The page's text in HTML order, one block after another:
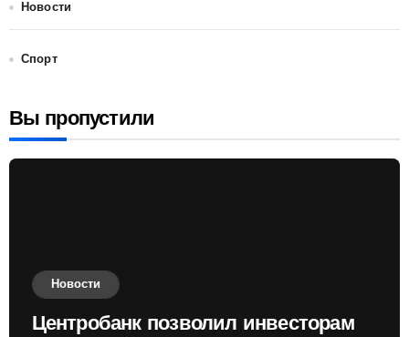
Новости
Спорт
Вы пропустили
Новости
Центробанк позволил инвесторам